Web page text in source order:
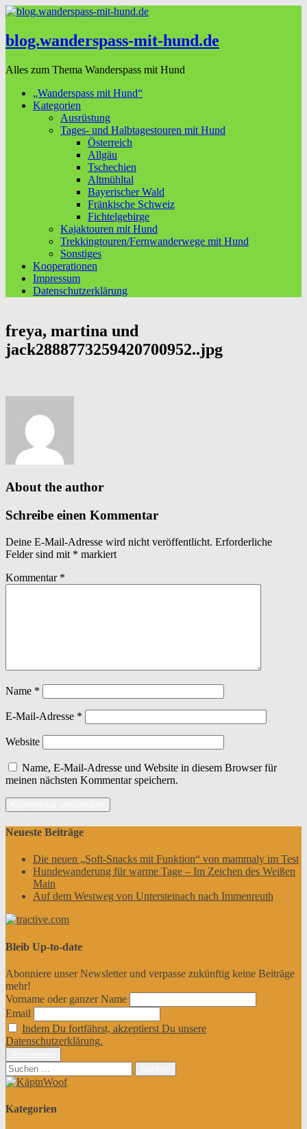
blog.wanderspass-mit-hund.de
Alles zum Thema Wanderspass mit Hund
„Wanderspass mit Hund“
Kategorien
Ausrüstung
Tages- und Halbtagestouren mit Hund
Österreich
Allgäu
Tschechien
Altmühltal
Bayerischer Wald
Fränkische Schweiz
Fichtelgebirge
Kajaktouren mit Hund
Trekkingtouren/Fernwanderwege mit Hund
Sonstiges
Kooperationen
Impressum
Datenschutzerklärung
freya, martina und
jack2888773259420700952..jpg
About the author
Schreibe einen Kommentar
Deine E-Mail-Adresse wird nicht veröffentlicht. Erforderliche
Felder sind mit * markiert
Kommentar *
Name *
E-Mail-Adresse *
Website
Name, E-Mail-Adresse und Website in diesem Browser für
meinen nächsten Kommentar speichern.
Neueste Beiträge
Die neuen „Soft-Snacks mit Funktion“ von mammaly im Test
Hundewanderung für warme Tage – Im Zeichen des Weißen
Main
Auf dem Westweg von Untersteinach nach Immenreuth
Bleib Up-to-date
Abonniere unser Newsletter und verpasse zukünftig keine Beiträge
mehr!
Vorname oder ganzer Name
Email
Indem Du fortfährst, akzeptierst Du unsere
Datenschutzerklärung.
Suchen
nach:
Kategorien